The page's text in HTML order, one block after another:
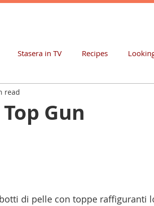
Stasera in TV Recipes
Gun
read
di pelle con toppe raffiguranti